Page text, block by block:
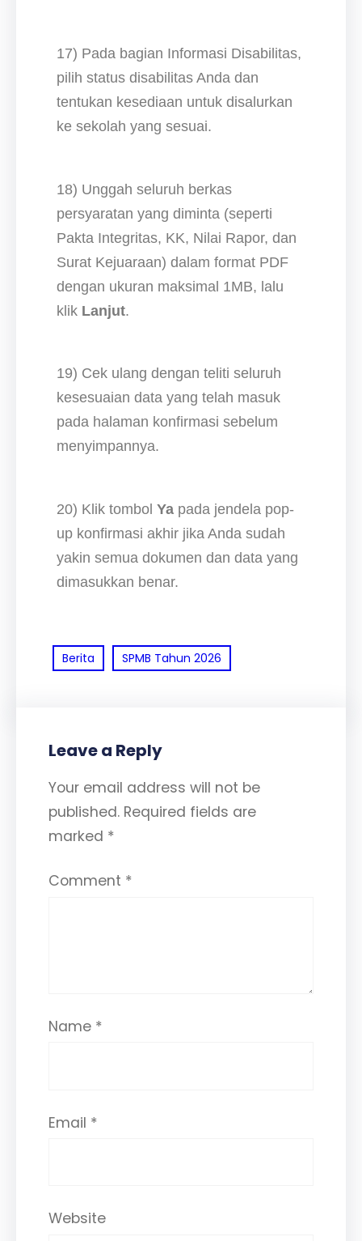
17) Pada bagian Informasi Disabilitas,
pilih status disabilitas Anda dan
tentukan kesediaan untuk disalurkan
ke sekolah yang sesuai.
18) Unggah seluruh berkas
persyaratan yang diminta (seperti
Pakta Integritas, KK, Nilai Rapor, dan
Surat Kejuaraan) dalam format PDF
dengan ukuran maksimal 1MB, lalu
klik Lanjut.
19) Cek ulang dengan teliti seluruh
kesesuaian data yang telah masuk
pada halaman konfirmasi sebelum
menyimpannya.
20) Klik tombol Ya pada jendela pop-
up konfirmasi akhir jika Anda sudah
yakin semua dokumen dan data yang
dimasukkan benar.
Berita SPMB Tahun 2026
Leave a Reply
Your email address will not be
published. Required fields are
marked *
Comment *
Name *
Email *
Website